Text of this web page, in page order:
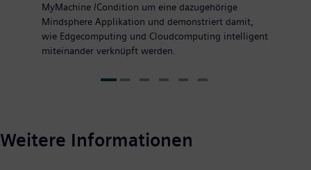
MyMachine /Condition um eine dazugehörige
Mindsphere Applikation und demonstriert damit,
wie Edgecomputing und Cloudcomputing intelligent
miteinander verknüpft werden.
Weitere Informationen